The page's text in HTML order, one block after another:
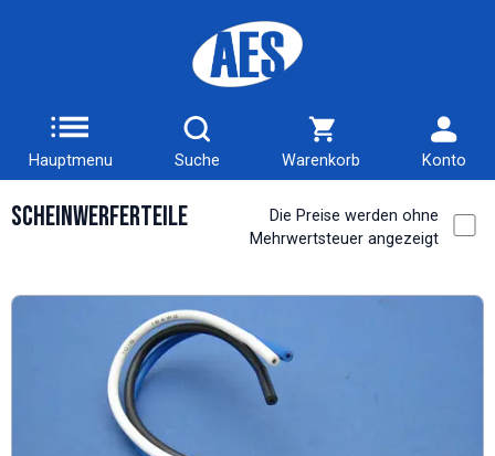
Hauptmenu Suche Warenkorb Konto
Scheinwerferteile
Die Preise werden ohne
Mehrwertsteuer angezeigt